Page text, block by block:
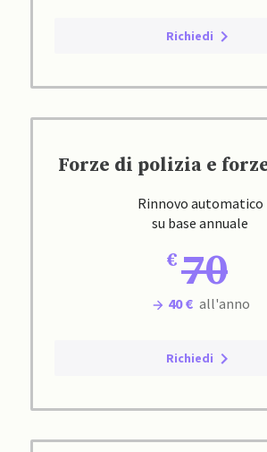
Richiedi
Forze di polizia e
Rinnovo automatico
su base annuale
70
40 € all'anno
Richiedi